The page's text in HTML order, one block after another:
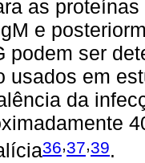
as
e
podem ser
usados em
da
36,37,39.